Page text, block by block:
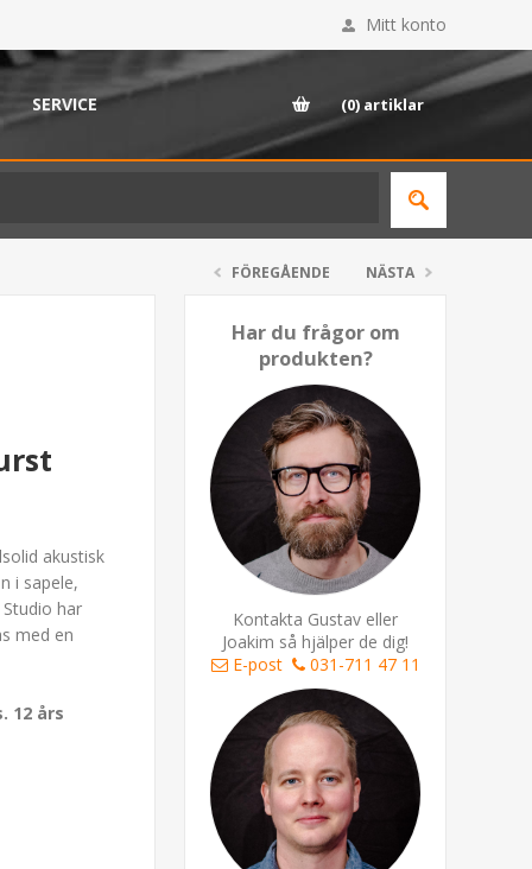
Mitt konto
SERVICE (0) artiklar
FÖREGÅENDE NÄSTA
Har du frågor om
produkten?
Kontakta Gustav eller
Joakim så hjälper de dig!
E-post
031-711 47 11
akustisk
i sapele,
har
med en
12 års